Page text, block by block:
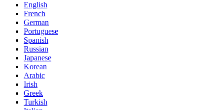
English
French
German
Portuguese
Spanish
Russian
Japanese
Korean
Arabic
Irish
Greek
Turkish